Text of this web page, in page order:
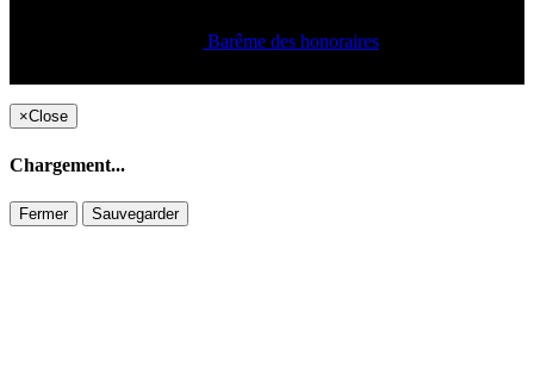
Barême des honoraires
×Close
Chargement...
Fermer Sauvegarder